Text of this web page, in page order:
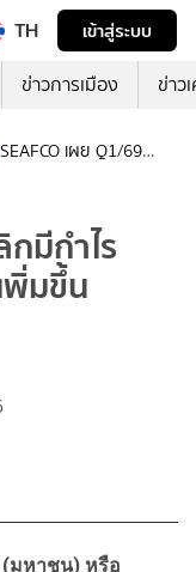
TH
เข้าสู่ระบบ
ข่าวการเมือง ข่าว
SEAFCO เผย Q1/69
มีกำไร
พิ่มขึ้น
(มหาชน) หรือ